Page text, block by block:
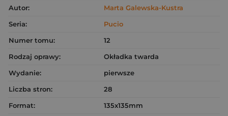
Autor:
Marta Galewska-Kustra
Seria:
Pucio
Numer tomu:
12
Rodzaj oprawy:
Okładka twarda
Wydanie:
pierwsze
Liczba stron:
28
Format:
135x135mm